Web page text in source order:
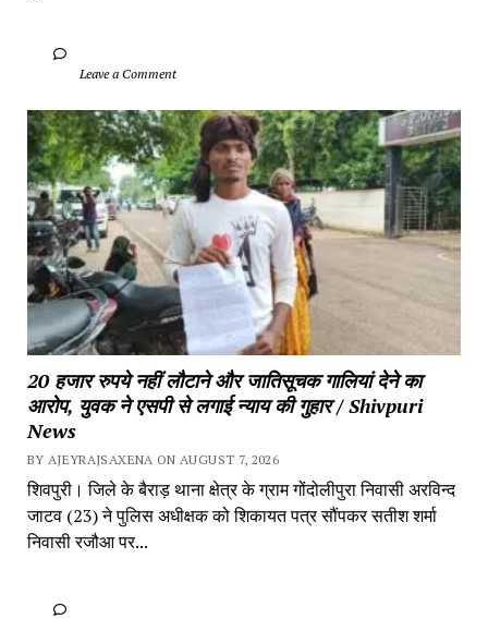
		Leave a Comment
20 हजार रुपये नहीं लौटाने और जातिसूचक गालियां देने का
आरोप, युवक ने एसपी से लगाई न्याय की गुहार / Shivpuri
News
BY AJEYRAJSAXENA ON AUGUST 7, 2026
शिवपुरी। जिले के बैराड़ थाना क्षेत्र के ग्राम गोंदोलीपुरा निवासी अरविन्द
जाटव (23) ने पुलिस अधीक्षक को शिकायत पत्र सौंपकर सतीश शर्मा
निवासी रजौआ पर...